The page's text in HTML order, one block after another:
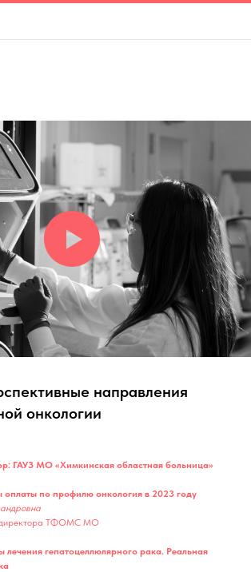
направления
онкологии
ГАУЗ МО «Химкинская областная больница»
по профилю онкология в 2023 году
директора ТФОМС МО
гепатоцеллюлярного рака. Реальная